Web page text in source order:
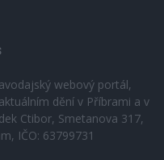
webový portál,
dění v Příbrami a v
Ctibor, Smetanova 317,
IČO: 63799731